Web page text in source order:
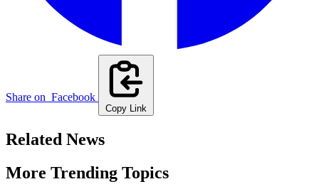
Share on Facebook
Copy Link
Related News
More Trending Topics